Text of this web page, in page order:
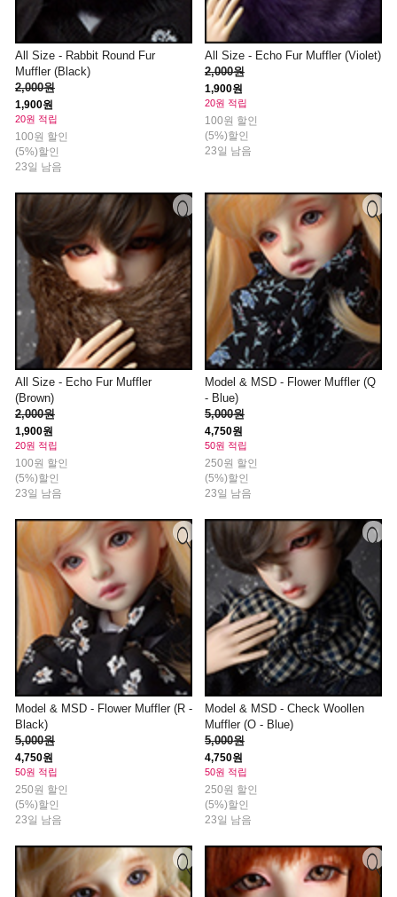
All Size - Rabbit Round Fur
Muffler (Black)
2,000원
1,900원
20원 적립
100원 할인
(5%)할인
23일 남음
All Size - Echo Fur Muffler (Violet)
2,000원
1,900원
20원 적립
100원 할인
(5%)할인
23일 남음
All Size - Echo Fur Muffler
(Brown)
2,000원
1,900원
20원 적립
100원 할인
(5%)할인
23일 남음
Model & MSD - Flower Muffler (Q
- Blue)
5,000원
4,750원
50원 적립
250원 할인
(5%)할인
23일 남음
Model & MSD - Flower Muffler (R -
Black)
5,000원
4,750원
50원 적립
250원 할인
(5%)할인
23일 남음
Model & MSD - Check Woollen
Muffler (O - Blue)
5,000원
4,750원
50원 적립
250원 할인
(5%)할인
23일 남음